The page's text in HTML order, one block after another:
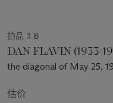
拍品 3 B
DAN FLAVIN (1933-
the diagonal of May 25,
估价